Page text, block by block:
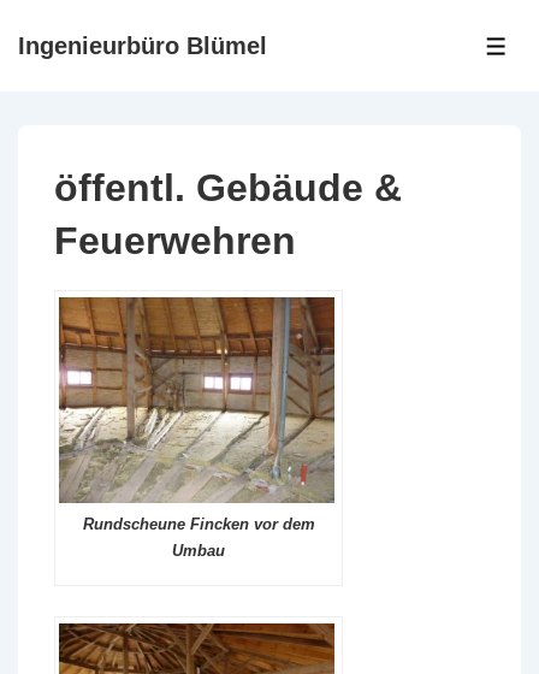
ZumIngenieurbüro Blümel
öffentl. Gebäude &
Feuerwehren
Rundscheune Fincken vor dem
Umbau